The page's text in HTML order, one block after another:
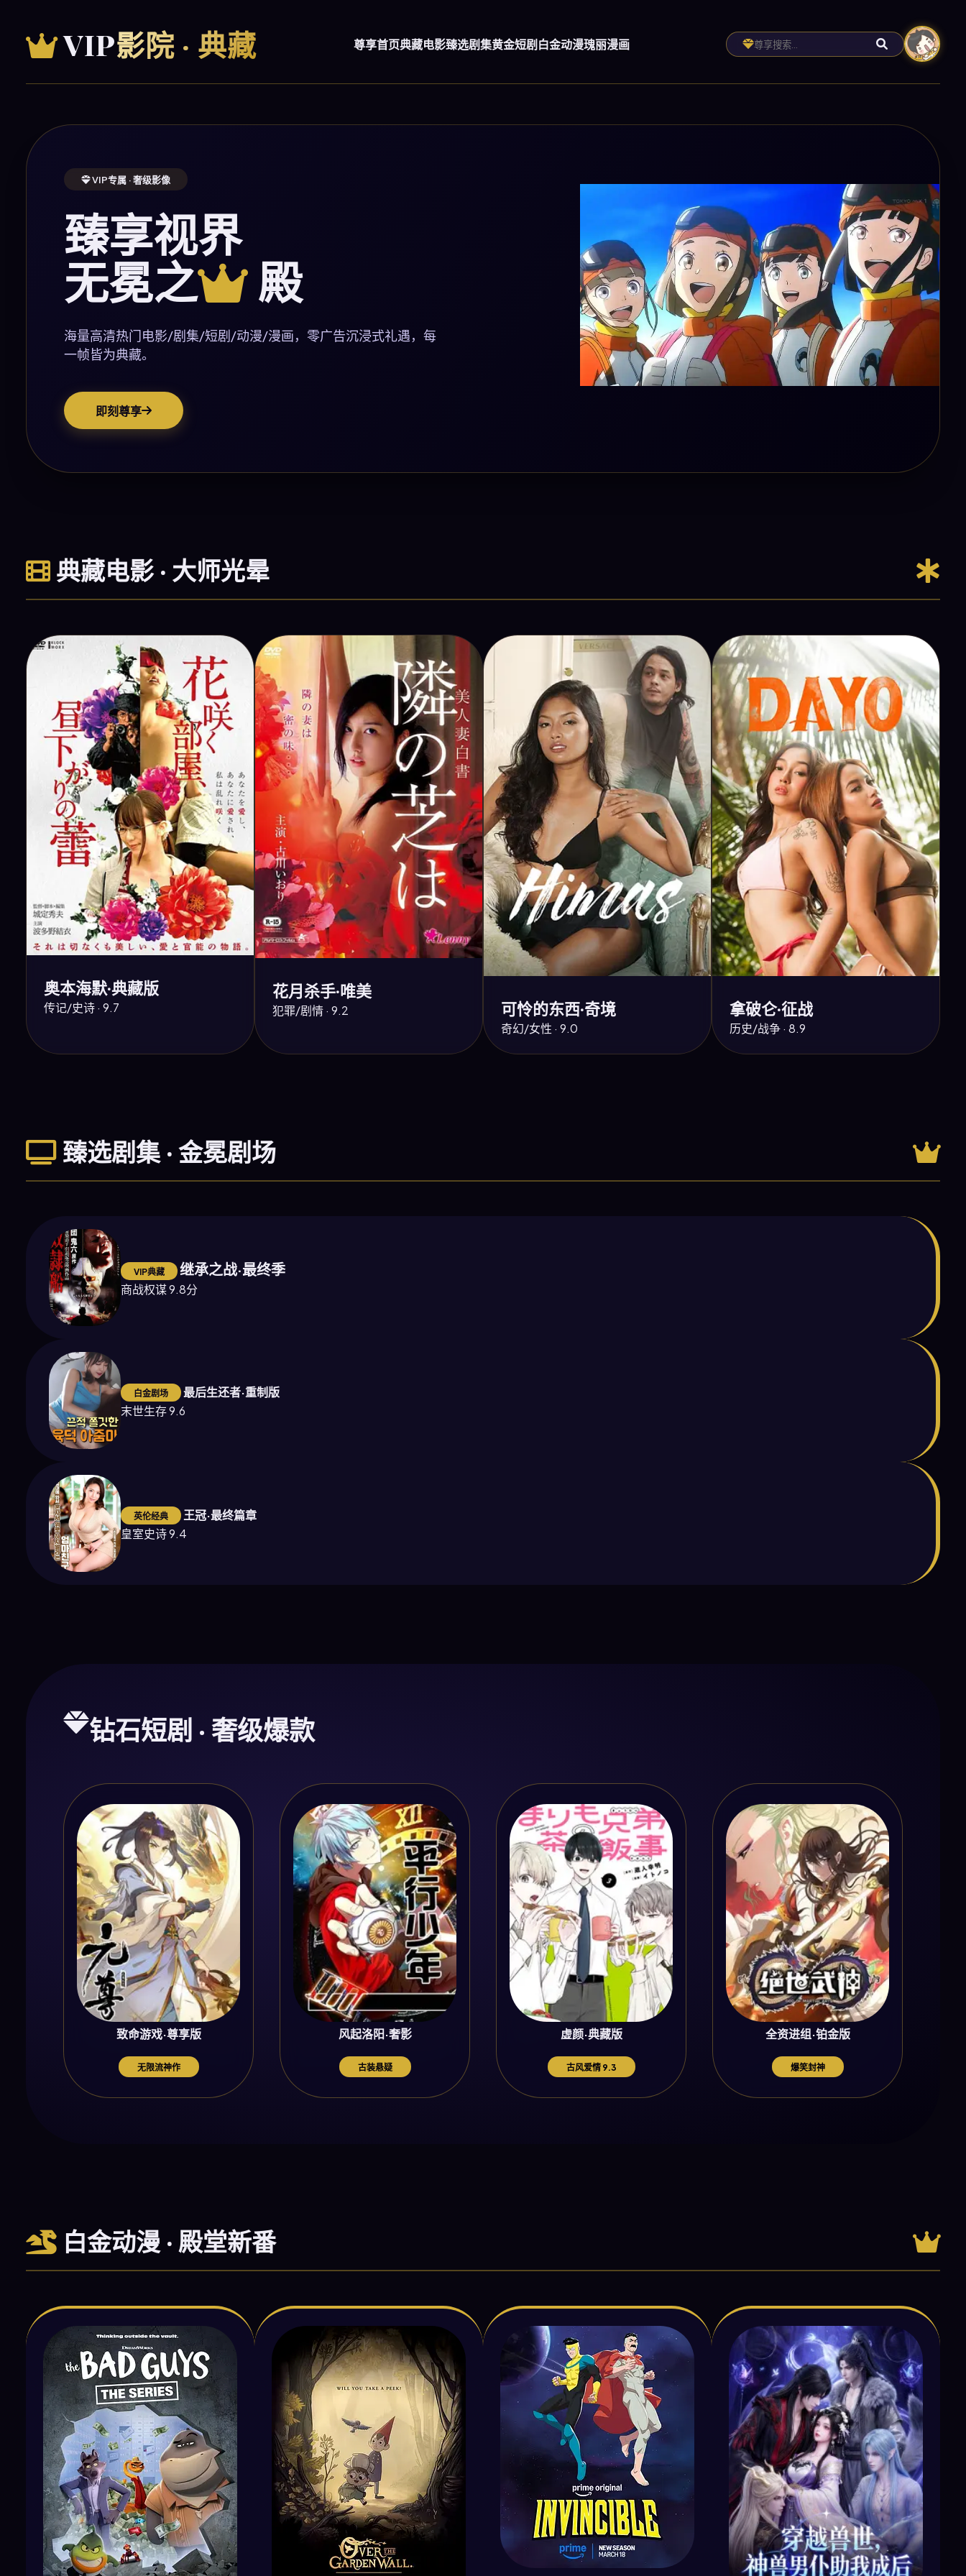
VIP影院 · 典藏 尊享首页典藏电影臻选剧集黄金短剧 白金动漫瑰丽漫画
VIP专属 · 奢级影像
臻享视界
无冕之 殿
海量高清热门电影/剧集/短剧/动漫/漫画，零广告沉浸式礼遇，每
一帧皆为典藏。
即刻尊享
典藏电影 · 大师光晕
奥本海默·典藏版
传记/史诗 · 9.7
花月杀手·唯美
犯罪/剧情 · 9.2 可怜的东西·奇境
奇幻/女性 · 9.0
拿破仑·征战
历史/战争 · 8.9
臻选剧集 · 金冕剧场
VIP典藏 继承之战·最终季
商战权谋 9.8分
白金剧场
最后生还者·重制版
末世生存 9.6
英伦经典
王冠·最终篇章
皇室史诗 9.4
钻石短剧 · 奢级爆款
致命游戏·尊享版
无限流神作
风起洛阳·奢影
古装悬疑
虚颜·典藏版
古风爱情 9.3
全资进组·铂金版
爆笑封神
白金动漫 · 殿堂新番